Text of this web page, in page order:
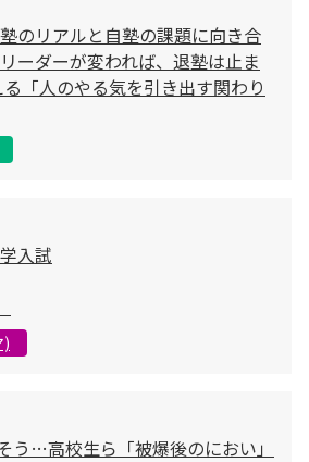
のリアルと自塾の課題に向き合
ーダーが変われば、退塾は止ま
「人のやる気を引き出す関わり
入試
)
…高校生ら「被爆後のにおい」